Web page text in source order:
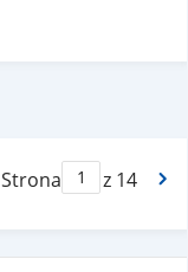
Strona
Max Stronaz 14